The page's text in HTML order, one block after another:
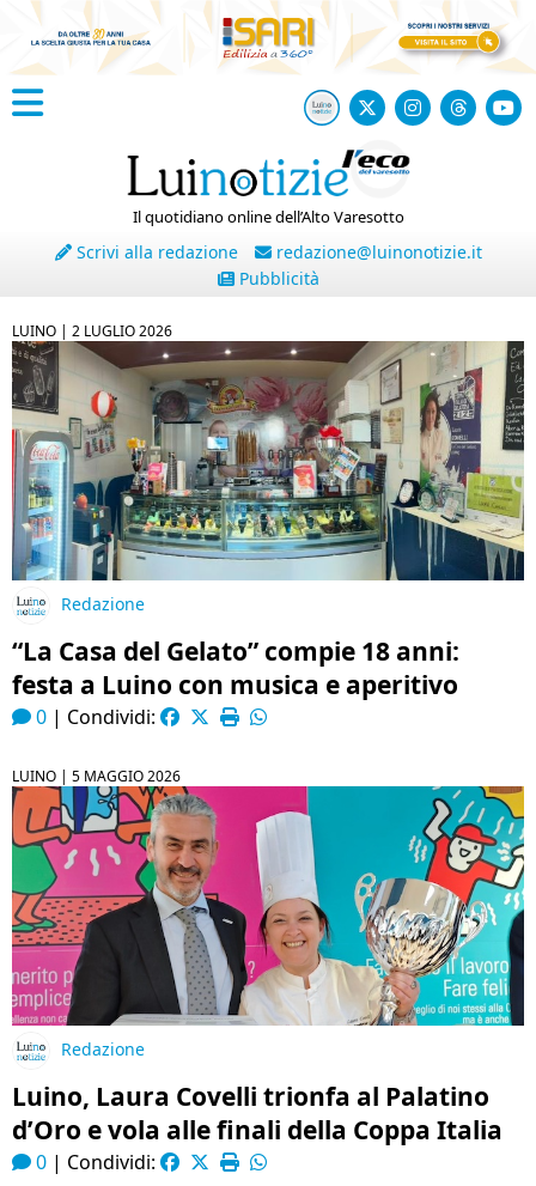
Il quotidiano online dell’Alto Varesotto
Scrivi alla redazione
redazione@luinonotizie.it
Pubblicità
LUINO | 2 LUGLIO 2026
Redazione
“La Casa del Gelato” compie 18 anni:
festa a Luino con musica e aperitivo
0 | Condividi:
LUINO | 5 MAGGIO 2026
Redazione
Luino, Laura Covelli trionfa al Palatino
d’Oro e vola alle finali della Coppa Italia
0 | Condividi: